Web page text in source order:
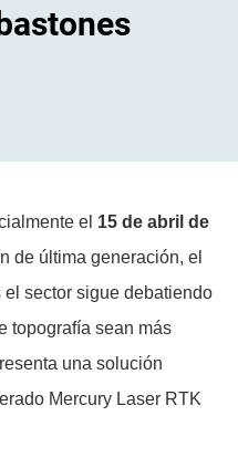
el 15 de abril de
de última generación, el
el sector sigue debatiendo
topografía sean más
una solución
Mercury Laser RTK